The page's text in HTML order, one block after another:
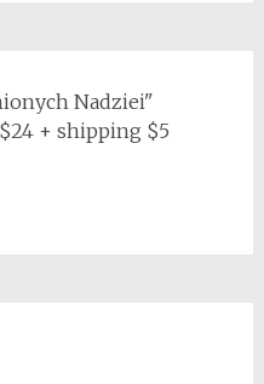
Nadziei"
+ shipping $5